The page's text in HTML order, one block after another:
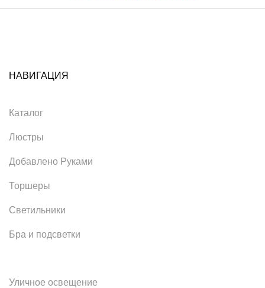
НАВИГАЦИЯ
Каталог
Люстры
Добавлено Руками
Торшеры
Светильники
Бра и подсветки
Уличное освещение